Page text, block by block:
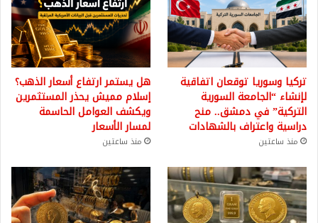
تركيا وسوريا توقعان اتفاقية
لإنشاء “الجامعة السورية
التركية” في دمشق.. منح
دراسية واعتراف بالشهادات
منذ ساعتين
هل يستمر ارتفاع أسعار الذهب؟
إسلام مميش يحذر المستثمرين
ويكشف العوامل الحاسمة
لمسار الأسعار
منذ ساعتين